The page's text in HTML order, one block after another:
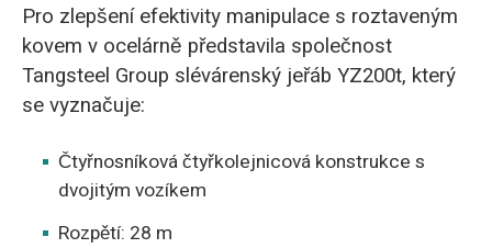
Pro zlepšení efektivity manipulace s roztaveným
kovem v ocelárně představila společnost
Tangsteel Group slévárenský jeřáb YZ200t, který
se vyznačuje:
Čtyřnosníková čtyřkolejnicová konstrukce s
dvojitým vozíkem
Rozpětí: 28 m